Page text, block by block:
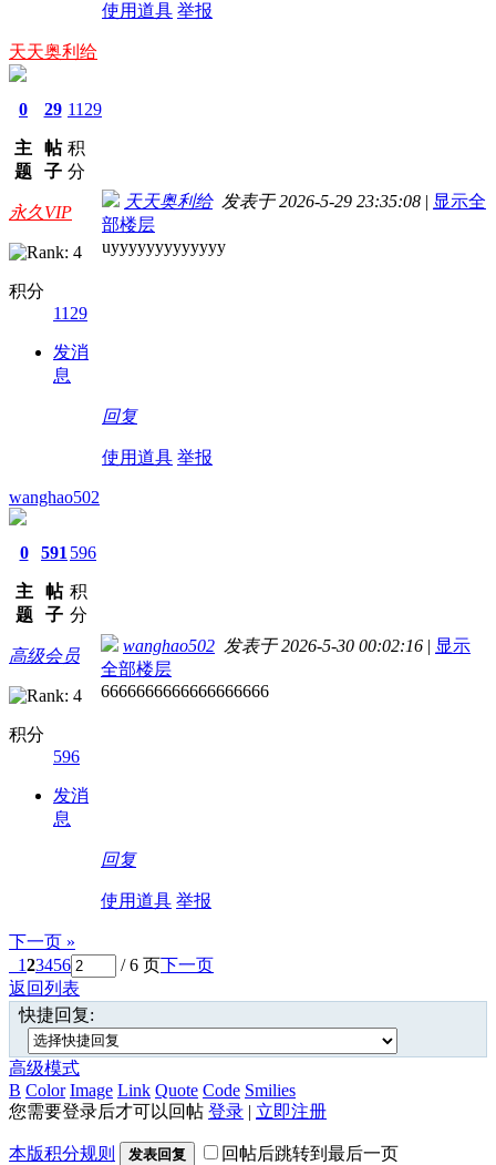
使用道具 举报
天天奥利给
0
主
题
29
帖
子
1129
积
分
永久VIP
积分
1129
发消
息
天天奥利给发表于 2026-5-29 23:35:08 | 显示全
部楼层
uyyyyyyyyyyyyy
回复
使用道具 举报
wanghao502
0
主
题
591
帖
子
596
积
分
高级会员
积分
596
发消
息
wanghao502 发表于 2026-5-30 00:02:16 | 显示
全部楼层
6666666666666666666
回复
使用道具 举报
下一页 »
123456 / 6 页下一页
返回列表
快捷回复:
高级模式
B Color Image Link Quote Code Smilies
您需要登录后才可以回帖 登录 | 立即注册
本版积分规则 发表回复 回帖后跳转到最后一页